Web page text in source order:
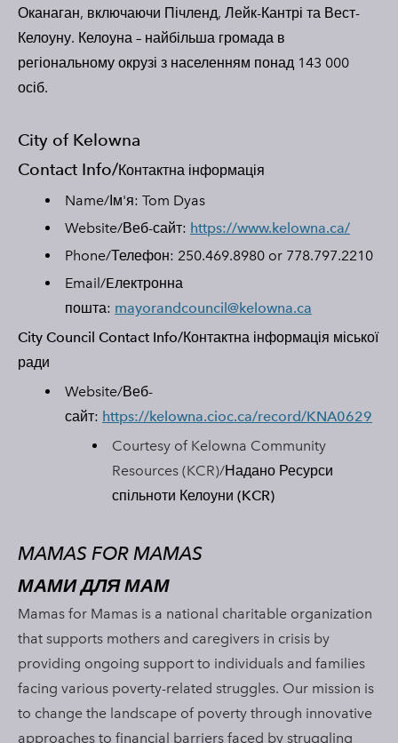
Оканаган, включаючи Пічленд, Лейк-Кантрі та Вест-
Келоуну. Келоуна – найбільша громада в
регіональному окрузі з населенням понад 143 000
осіб.
City of Kelowna
Contact Info/Контактна інформація
Name/Ім'я: Tom Dyas
Website/Веб-сайт: https://www.kelowna.ca/
Phone/Телефон: 250.469.8980 or 778.797.2210
Email/Eлектронна
пошта: mayorandcouncil@kelowna.ca
City Council Contact Info/Контактна інформація міської
ради
Website/Веб-
сайт: https://kelowna.cioc.ca/record/KNA0629​
Courtesy of Kelowna Community
Resources (KCR)/Надано Ресурси
спільноти Келоуни (KCR)
​MAMAS FOR MAMAS
МАМИ ДЛЯ МАМ
​Mamas for Mamas is a national charitable organization
that supports mothers and caregivers in crisis by
providing ongoing support to individuals and families
facing various poverty-related struggles. Our mission is
to change the landscape of poverty through innovative
approaches to financial barriers faced by struggling